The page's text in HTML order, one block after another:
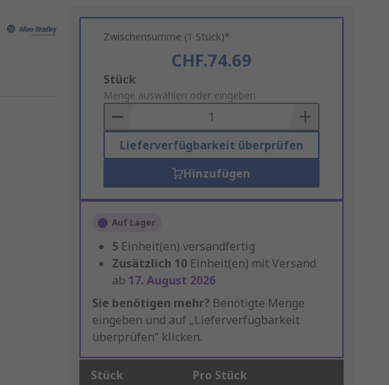
Zwischensumme (1 Stück)*
CHF.74.69
Add
to
Basket
Stück
Menge auswählen oder eingeben
Lieferverfügbarkeit überprüfen
Hinzufügen
Auf Lager
5 Einheit(en) versandfertig
Zusätzlich 10 Einheit(en) mit Versand
ab 17. August 2026
Sie benötigen mehr? Benötigte Menge
eingeben und auf „Lieferverfügbarkeit
überprüfen“ klicken.
Stück Pro Stück